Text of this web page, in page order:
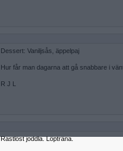
Dessert: Vaniljsås, äppelpaj
Hur får man dagarna att gå snabbare i
R J L
Rastlöst joddla. Löpträna.